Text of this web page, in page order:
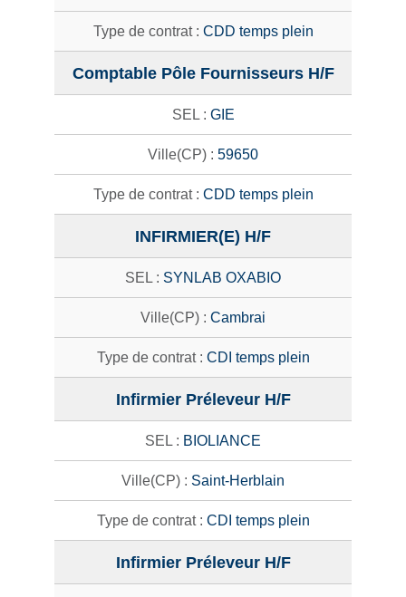
CDD temps plein
Comptable Pôle Fournisseurs H/F
GIE
59650
CDD temps plein
INFIRMIER(E) H/F
SYNLAB OXABIO
Cambrai
CDI temps plein
Infirmier Préleveur H/F
BIOLIANCE
Saint-Herblain
CDI temps plein
Infirmier Préleveur H/F